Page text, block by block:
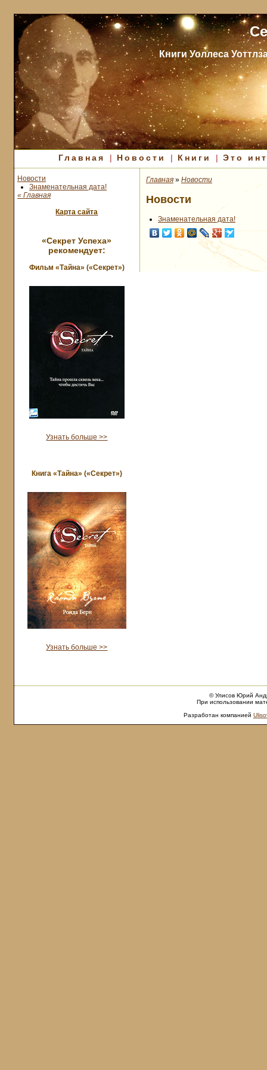
Книги Уоллеса
Главная | Новости | Книги |Это
Новости
Знаменательная дата!
« Главная
Карта сайта
«Секрет Успеха»
рекомендует:
Фильм «Тайна» («Секрет»)
Узнать больше >>
Книга «Тайна» («Секрет»)
Узнать больше >>
Главная » Новости
Новости
Знаменательная дата!
© Улисов Юрий
При использовании
Разработан компанией